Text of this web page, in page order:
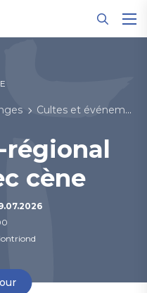
Cultes et événements
régional
cène